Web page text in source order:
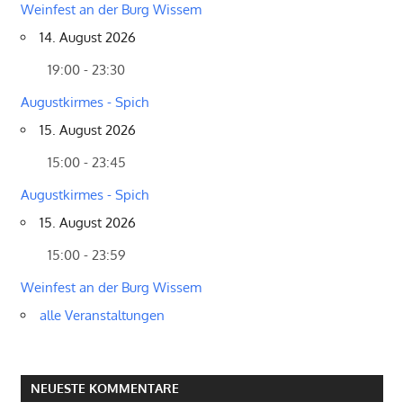
Weinfest an der Burg Wissem
14. August 2026
19:00 - 23:30
Augustkirmes - Spich
15. August 2026
15:00 - 23:45
Augustkirmes - Spich
15. August 2026
15:00 - 23:59
Weinfest an der Burg Wissem
alle Veranstaltungen
NEUESTE KOMMENTARE